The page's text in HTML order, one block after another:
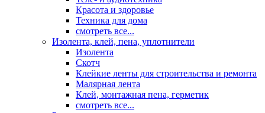
Красота и здоровье
Техника для дома
смотреть все...
Изолента, клей, пена, уплотнители
Изолента
Скотч
Клейкие ленты для строительства и ремонта
Малярная лента
Клей, монтажная пена, герметик
смотреть все...